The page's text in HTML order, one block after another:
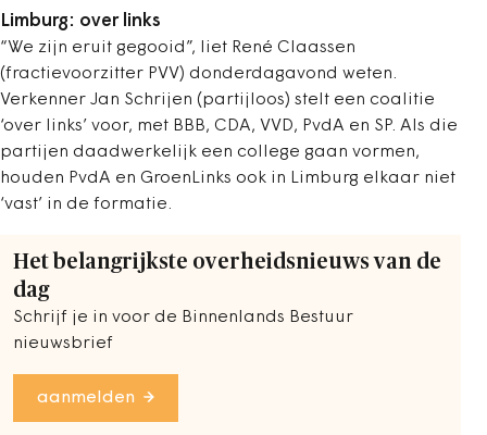
Limburg: over links
“We zijn eruit gegooid”, liet René Claassen
(fractievoorzitter PVV) donderdagavond weten.
Verkenner Jan Schrijen (partijloos) stelt een coalitie
‘over links’ voor, met BBB, CDA, VVD, PvdA en SP. Als die
partijen daadwerkelijk een college gaan vormen,
houden PvdA en GroenLinks ook in Limburg elkaar niet
‘vast’ in de formatie.
Het belangrijkste overheidsnieuws van de
dag
Schrijf je in voor de Binnenlands Bestuur
nieuwsbrief
aanmelden